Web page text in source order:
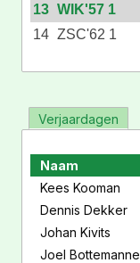
13 WIK'57 1
14 ZSC'62 1
Verjaardagen
Naam
Kees Kooman
Dennis Dekker
Johan Kivits
Joel Bottemanne